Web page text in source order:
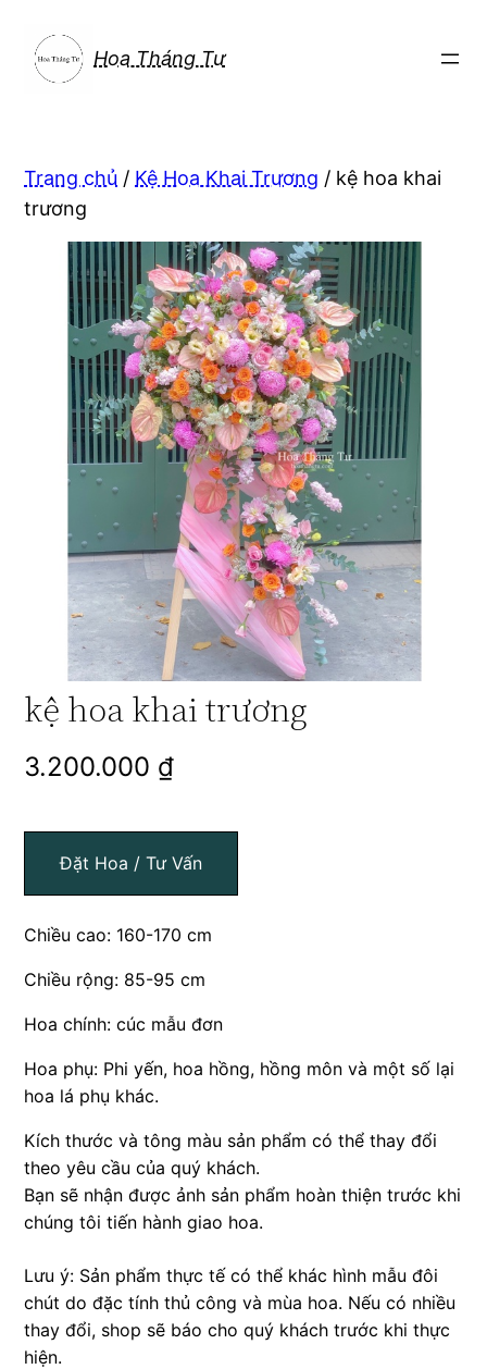
phần
Hoa Tháng Tư
Trang chủ / Kệ Hoa Khai Trương / kệ hoa khai
trương
kệ hoa khai trương
3.200.000 ₫
Đặt Hoa / Tư Vấn
Chiều cao: 160-170 cm
Chiều rộng: 85-95 cm
Hoa chính: cúc mẫu đơn
Hoa phụ: Phi yến, hoa hồng, hồng môn và một số lại
hoa lá phụ khác.
Kích thước và tông màu sản phẩm có thể thay đổi
theo yêu cầu của quý khách.
Bạn sẽ nhận được ảnh sản phẩm hoàn thiện trước khi
chúng tôi tiến hành giao hoa.
Lưu ý: Sản phẩm thực tế có thể khác hình mẫu đôi
chút do đặc tính thủ công và mùa hoa. Nếu có nhiều
thay đổi, shop sẽ báo cho quý khách trước khi thực
hiện.